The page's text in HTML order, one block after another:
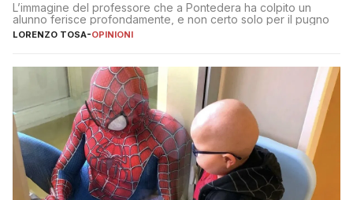
L’immagine del professore che a Pontedera ha colpito un
alunno ferisce profondamente, e non certo solo per il pugno
LORENZO TOSA-OPINIONI